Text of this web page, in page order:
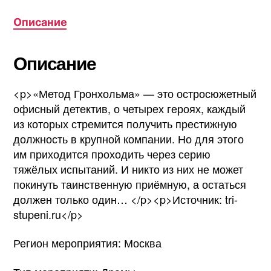
Описание
Описание
<p>«Метод Гронхольма» — это остросюжетный
офисный детектив, о четырех героях, каждый
из которых стремится получить престижную
должность в крупной компании. Но для этого
им приходится проходить через серию
тяжёлых испытаний. И никто из них не может
покинуть таинственную приёмную, а остаться
должен только один… </p><p>Источник: tri-
stupeni.ru</p>
Регион мероприятия: Москва